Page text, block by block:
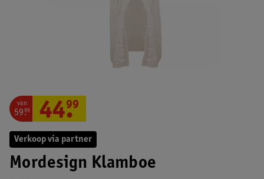
Verkoop via partner
Mordesign Klamboe
van
59.
99 44.
99